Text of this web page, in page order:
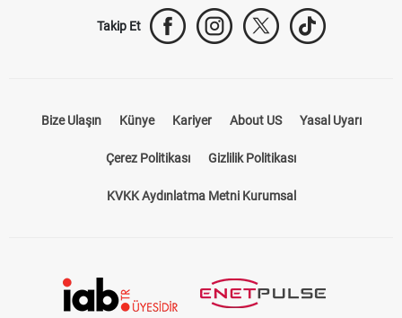
Takip Et
Bize Ulaşın Künye Kariyer About US Yasal Uyarı
Çerez Politikası Gizlilik Politikası
KVKK Aydınlatma Metni Kurumsal